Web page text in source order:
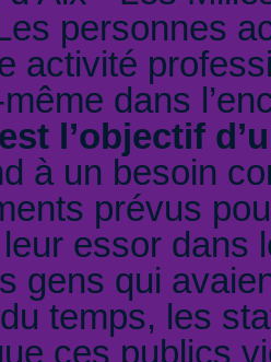
personnes
activité
dans
l’objectif
à un besoin
prévus
essor dans
gens qui
temps, les
ces publics